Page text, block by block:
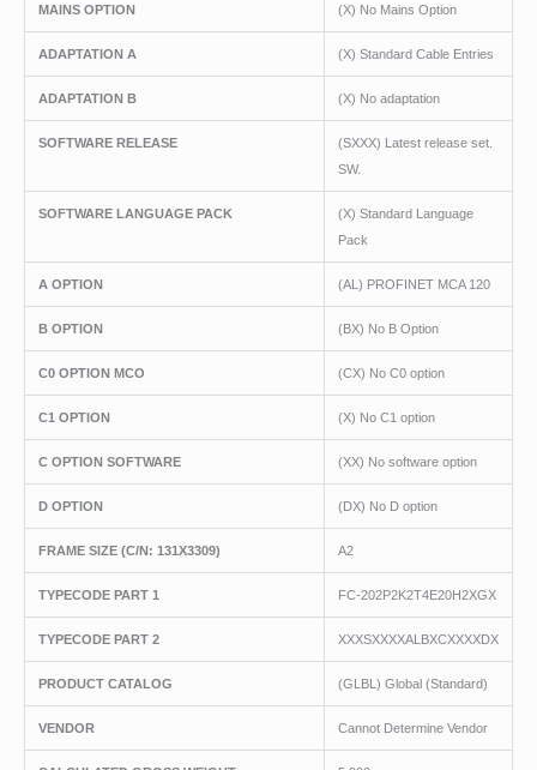
MAINS OPTION (X) No Mains Option
ADAPTATION A (X) Standard Cable Entries
ADAPTATION B (X) No adaptation
SOFTWARE RELEASE
(SXXX) Latest release set.
SW.
SOFTWARE LANGUAGE PACK
(X) Standard Language
Pack
A OPTION (AL) PROFINET MCA 120
B OPTION (BX) No B Option
C0 OPTION MCO (CX) No C0 option
C1 OPTION (X) No C1 option
C OPTION SOFTWARE (XX) No software option
D OPTION (DX) No D option
FRAME SIZE (C/N: 131X3309) A2
TYPECODE PART 1 FC-202P2K2T4E20H2XGX
TYPECODE PART 2 XXXSXXXXALBXCXXXXDX
PRODUCT CATALOG (GLBL) Global (Standard)
VENDOR Cannot Determine Vendor